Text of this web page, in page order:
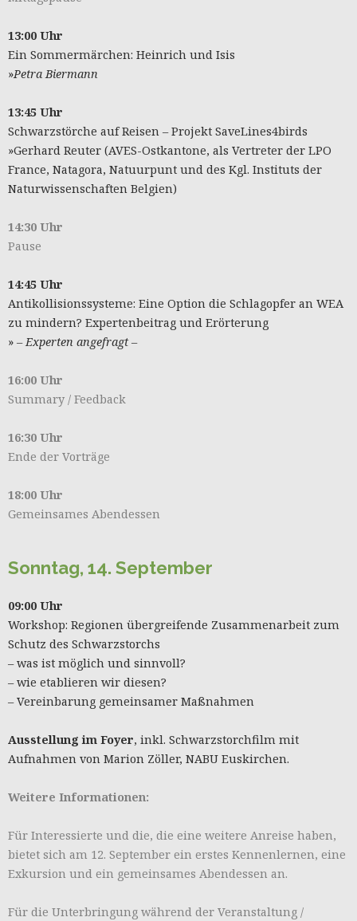
13:00 Uhr
Ein Sommermärchen: Heinrich und Isis
»Petra Biermann
13:45 Uhr
Schwarzstörche auf Reisen – Projekt SaveLines4birds
»Gerhard Reuter (AVES-Ostkantone, als Vertreter der LPO
France, Natagora, Natuurpunt und des Kgl. Instituts der
Naturwissenschaften Belgien)
14:30 Uhr
Pause
14:45 Uhr
Antikollisionssysteme: Eine Option die Schlagopfer an WEA
zu mindern? Expertenbeitrag und Erörterung
» – Experten angefragt –
16:00 Uhr
Summary / Feedback
16:30 Uhr
Ende der Vorträge
18:00 Uhr
Gemeinsames Abendessen
Sonntag, 14. September
09:00 Uhr
Workshop: Regionen übergreifende Zusammenarbeit zum
Schutz des Schwarzstorchs
– was ist möglich und sinnvoll?
– wie etablieren wir diesen?
– Vereinbarung gemeinsamer Maßnahmen
Ausstellung im Foyer, inkl. Schwarzstorchfilm mit
Aufnahmen von Marion Zöller, NABU Euskirchen.
Weitere Informationen:
Für Interessierte und die, die eine weitere Anreise haben,
bietet sich am 12. September ein erstes Kennenlernen, eine
Exkursion und ein gemeinsames Abendessen an.
Für die Unterbringung während der Veranstaltung /